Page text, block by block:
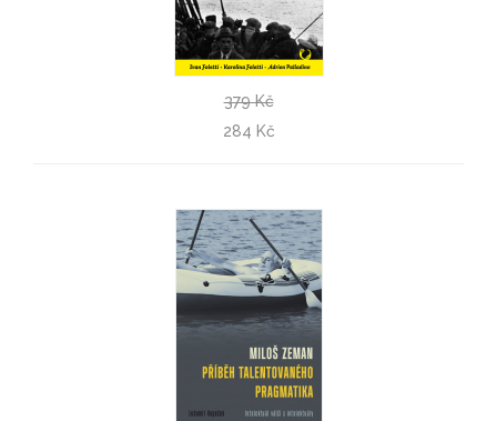
Ivan Foletti, Karolina Foletti, Adrien Palladino
Potenciál migrace
379 Kč
284 Kč